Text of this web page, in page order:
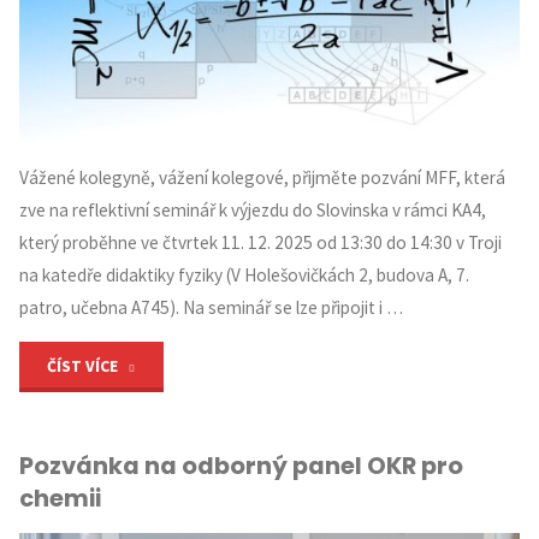
Vážené kolegyně, vážení kolegové, přijměte pozvání MFF, která
zve na reflektivní seminář k výjezdu do Slovinska v rámci KA4,
který proběhne ve čtvrtek 11. 12. 2025 od 13:30 do 14:30 v Troji
na katedře didaktiky fyziky (V Holešovičkách 2, budova A, 7.
patro, učebna A745). Na seminář se lze připojit i …
ČÍST VÍCE
reflektivní
Pozvánka na odborný panel OKR pro
chemii